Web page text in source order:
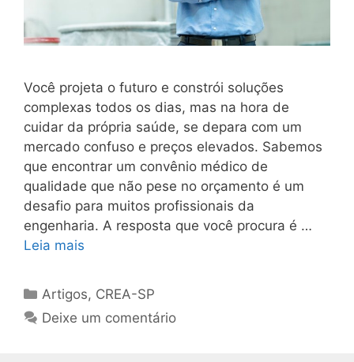
Você projeta o futuro e constrói soluções
complexas todos os dias, mas na hora de
cuidar da própria saúde, se depara com um
mercado confuso e preços elevados. Sabemos
que encontrar um convênio médico de
qualidade que não pese no orçamento é um
desafio para muitos profissionais da
engenharia. A resposta que você procura é …
Leia mais
Artigos, CREA-SP
Deixe um comentário